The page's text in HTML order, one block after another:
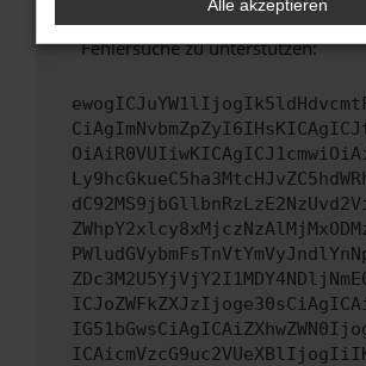
uns diesen Text schicken, um uns
Fehlersuche zu unterstützen:
Alle akzeptieren